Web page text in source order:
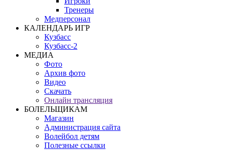
Тренеры
Медперсонал
КАЛЕНДАРЬ ИГР
Кузбасс
Кузбасс-2
МЕДИА
Фото
Архив фото
Видео
Скачать
Онлайн трансляция
БОЛЕЛЬЩИКАМ
Магазин
Администрация сайта
Волейбол детям
Полезные ссылки